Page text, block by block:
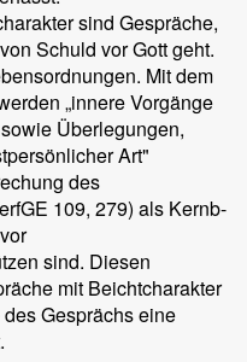
sind Gespräche,
Schuld vor Gott geht.
Mit dem
„innere Vorgänge
Überlegungen,
Art"
des
109, 279) als Kernb-
sind. Diesen
mit Beichtcharakter
Gesprächs eine